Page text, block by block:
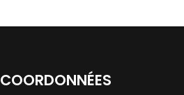
COORDONNÉES